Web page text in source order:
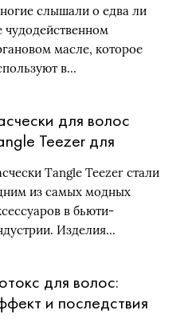
масок
слышали о едва ли
чудодейственном
масле, которое
в…
для волос
Teezer для
Tangle Teezer стали
из самых модных
в бьюти-
Изделия…
для волос:
и последствия